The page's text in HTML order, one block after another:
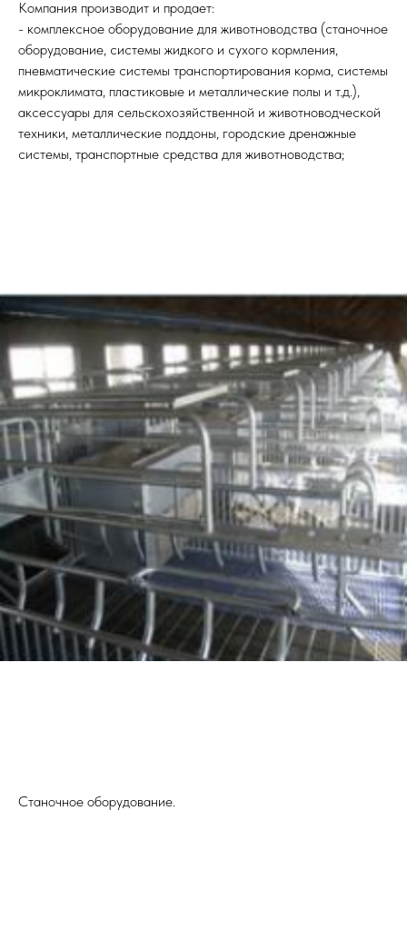
Компания производит и продает:
- комплексное оборудование для животноводства (станочное
оборудование, системы жидкого и сухого кормления,
пневматические системы транспортирования корма, системы
микроклимата, пластиковые и металлические полы и т.д.),
аксессуары для сельскохозяйственной и животноводческой
техники, металлические поддоны, городские дренажные
системы, транспортные средства для животноводства;
Станочное оборудование.